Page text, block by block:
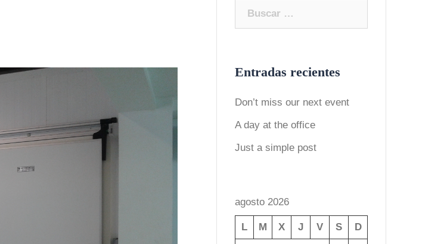
Entradas recientes
Don’t miss our next event
A day at the office
Just a simple post
agosto 2026
L M X J V S D